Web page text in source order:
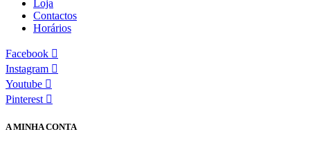
Loja
Contactos
Horários
Facebook
Instagram
Youtube
Pinterest
A MINHA CONTA